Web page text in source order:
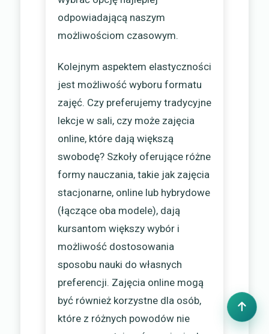
odpowiadającą naszym
możliwościom czasowym.
Kolejnym aspektem elastyczności
jest możliwość wyboru formatu
zajęć. Czy preferujemy tradycyjne
lekcje w sali, czy może zajęcia
online, które dają większą
swobodę? Szkoły oferujące różne
formy nauczania, takie jak zajęcia
stacjonarne, online lub hybrydowe
(łączące oba modele), dają
kursantom większy wybór i
możliwość dostosowania
sposobu nauki do własnych
preferencji. Zajęcia online mogą
być również korzystne dla osób,
które z różnych powodów nie